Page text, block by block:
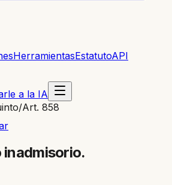
HerramientasEstatutoAPI
a la IA
/Art. 858